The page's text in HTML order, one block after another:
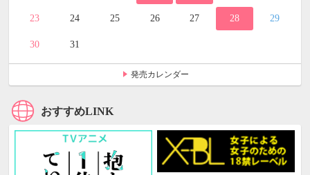
23 24 25 26 27 28 29
30 31
発売カレンダー
おすすめLINK